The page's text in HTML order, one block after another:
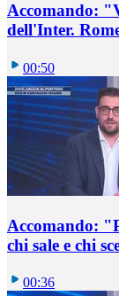
Accomando:
dell'Inter.
00:50
Accomando:
chi sale e chi
00:36